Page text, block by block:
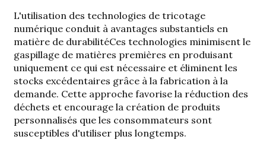
L'utilisation des technologies de tricotage
numérique conduit à avantages substantiels en
matière de durabilitéCes technologies minimisent le
gaspillage de matières premières en produisant
uniquement ce qui est nécessaire et éliminent les
stocks excédentaires grâce à la fabrication à la
demande. Cette approche favorise la réduction des
déchets et encourage la création de produits
personnalisés que les consommateurs sont
susceptibles d'utiliser plus longtemps.